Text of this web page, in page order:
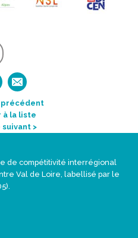
précédent
à la liste
>
de compétitivité interrégional
Val de Loire, labellisé par le